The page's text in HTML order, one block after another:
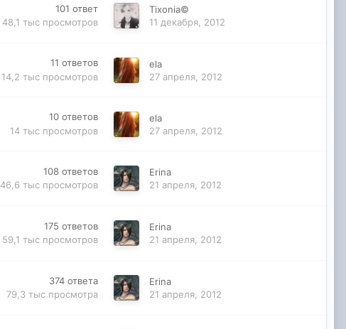
101 ответ
48,1 тыс просмотров
Tixonia©
11 декабря, 2012
11 ответов
14,2 тыс просмотров
ela
27 апреля, 2012
10 ответов
14 тыс просмотров
ela
27 апреля, 2012
108 ответов
46,6 тыс просмотров
Erina
21 апреля, 2012
175 ответов
59,1 тыс просмотров
Erina
21 апреля, 2012
374 ответа
79,3 тыс просмотра
Erina
21 апреля, 2012